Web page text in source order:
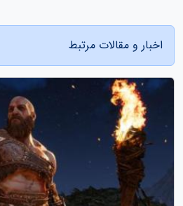
اخبار و مقالات مرتبط